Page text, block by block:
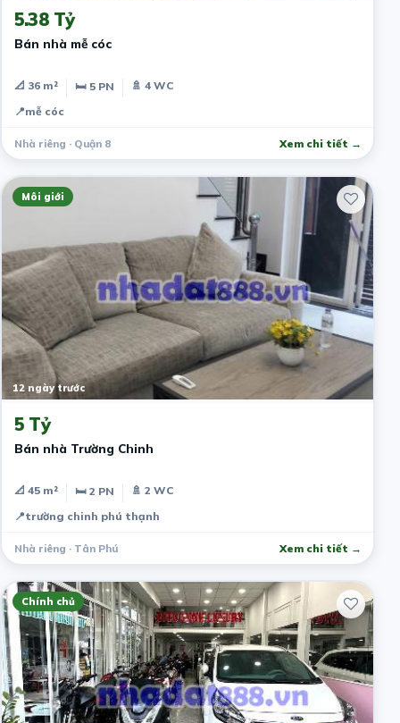
5.38 Tỷ
Bán nhà mễ cóc
📐 36 m² 🛏 5 PN
🚿 4 WC
📍mễ cóc
Nhà riêng · Quận 8 Xem chi tiết →
Môi giới
12 ngày trước
5 Tỷ
Bán nhà Trường Chinh
📐 45 m² 🛏 2 PN
🚿 2 WC
📍trường chinh phú thạnh
Nhà riêng · Tân Phú Xem chi tiết →
Chính chủ